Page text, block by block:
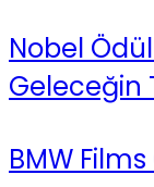
Nobel
Geleceğin
BMW